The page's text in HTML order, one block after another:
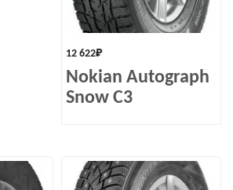
12 622₽
Nokian Autograph
Snow C3